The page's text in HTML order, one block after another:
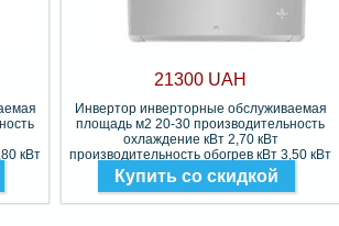
кВт
21300 UAH
Инвертор инверторные обслуживаемая
площадь м2 20-30 производительность
охлаждение кВт 2,70 кВт
производительность обогрев кВт 3,50 кВт
Фреон R-32
Купить со скидкой